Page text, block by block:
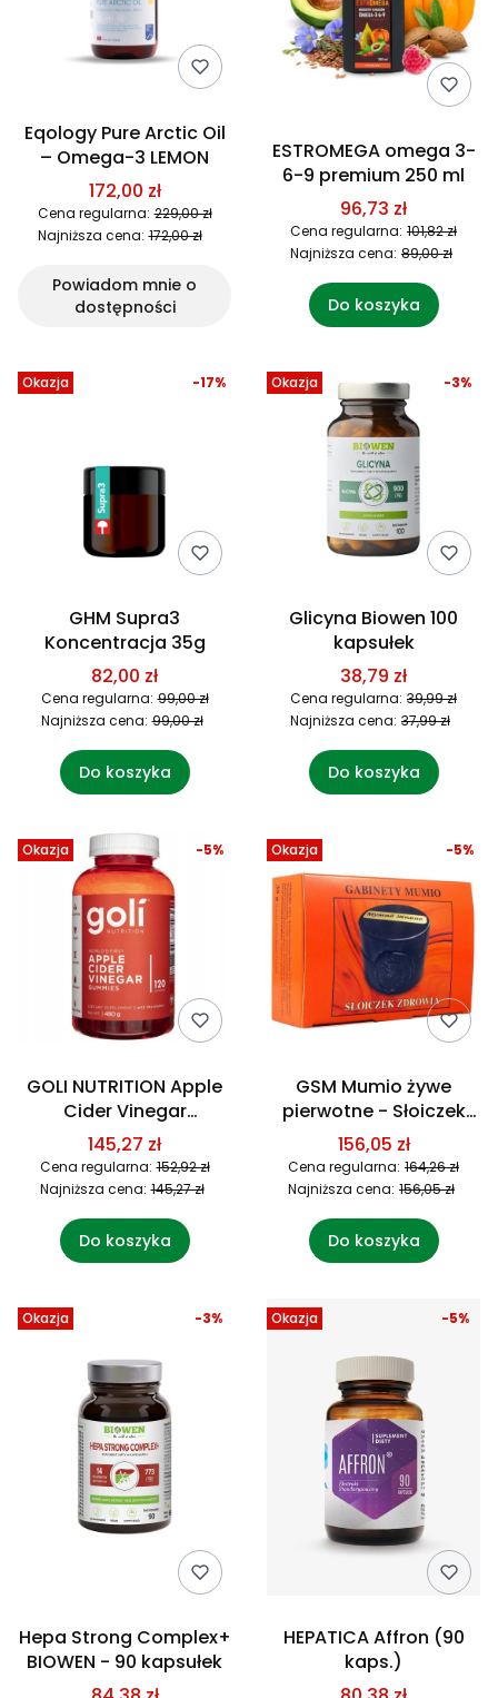
Eqology Pure Arctic Oil
– Omega-3 LEMON
172,00 zł
Cena regularna: 229,00 zł
Najniższa cena: 172,00 zł
Powiadom mnie o
dostępności
ESTROMEGA omega 3-
6-9 premium 250 ml
96,73 zł
Cena regularna: 101,82 zł
Najniższa cena: 89,00 zł
Do koszyka
Okazja
GHM Supra3
Koncentracja 35g
82,00 zł
Cena regularna: 99,00 zł
-17%
Najniższa cena: 99,00 zł
Do koszyka
Okazja
Glicyna Biowen 100
kapsułek
38,79 zł
Cena regularna: 39,99 zł
-3%
Najniższa cena: 37,99 zł
Do koszyka
Okazja
GOLI NUTRITION Apple
Cider Vinegar
Gummies - Ocet
jabłkowy (120 żelek)
145,27 zł
Cena regularna: 152,92 zł
-5%
Najniższa cena: 145,27 zł
Do koszyka
Okazja
GSM Mumio żywe
pierwotne - Słoiczek
zdrowia (35 g)
156,05 zł
Cena regularna: 164,26 zł
-5%
Najniższa cena: 156,05 zł
Do koszyka
Okazja
Hepa Strong Complex+
BIOWEN - 90 kapsułek
-3% Okazja
HEPATICA Affron (90
kaps.)
-5%